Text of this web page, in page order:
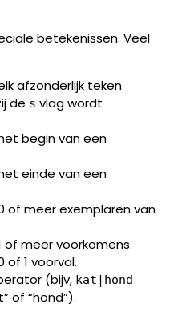
betekenissen. Veel
afzonderlijk teken
de s vlag wordt
begin van een
einde van een
of meer exemplaren van
of meer voorkomens.
1 voorval.
(bijv, kat|hond
of “hond”).